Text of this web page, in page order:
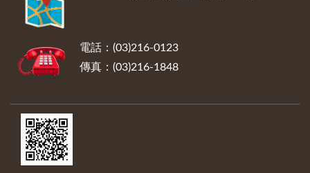
電話：(03)216-0123
傳真：(03)216-1848